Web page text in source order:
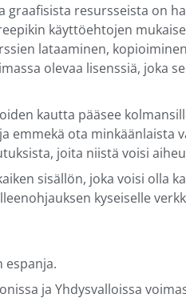
resursseista on
käyttöehtojen
lataaminen,
olevaa lisenssiä, joka
kautta pääsee
ota minkäänlaista
joita niistä voisi
sisällön, joka voisi
kyseiselle
espanja.
ja Yhdysvalloissa